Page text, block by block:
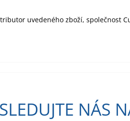
uvedeného zboží, společnost
SLEDUJTE NÁS